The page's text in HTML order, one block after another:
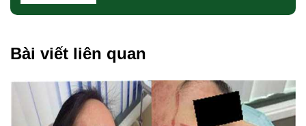
Bài viết liên quan